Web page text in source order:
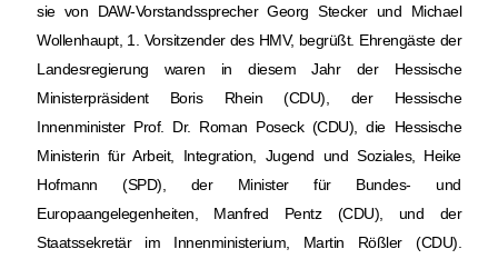
sie von DAW-Vorstandssprecher Georg Stecker und Michael
Wollenhaupt, 1. Vorsitzender des HMV, begrüßt. Ehrengäste der
Landesregierung waren in diesem Jahr der Hessische
Ministerpräsident Boris Rhein (CDU), der Hessische
Innenminister Prof. Dr. Roman Poseck (CDU), die Hessische
Ministerin für Arbeit, Integration, Jugend und Soziales, Heike
Hofmann (SPD), der Minister für Bundes- und
Europaangelegenheiten, Manfred Pentz (CDU), und der
Staatssekretär im Innenministerium, Martin Rößler (CDU).